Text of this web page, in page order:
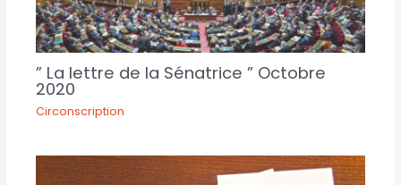
” La lettre de la Sénatrice ” Octobre
2020
Circonscription